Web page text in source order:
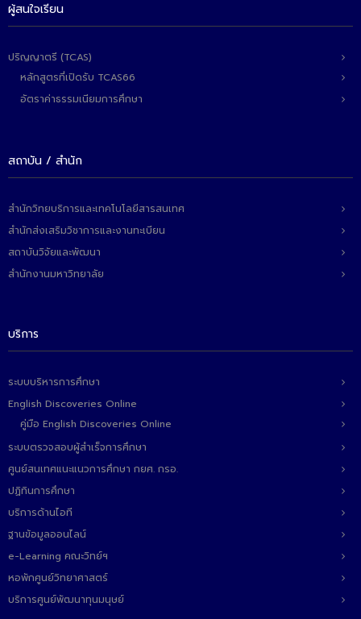
ผู้สนใจเรียน
ปริญญาตรี (TCAS)
หลักสูตรที่เปิดรับ TCAS66
อัตราค่าธรรมเนียมการศึกษา
สถาบัน / สำนัก
สำนักวิทยบริการและเทคโนโลยีสารสนเทศ
สำนักส่งเสริมวิชาการและงานทะเบียน
สถาบันวิจัยและพัฒนา
สำนักงานมหาวิทยาลัย
บริการ
ระบบบริหารการศึกษา
English Discoveries Online
คู่มือ English Discoveries Online
ระบบตรวจสอบผู้สำเร็จการศึกษา
ศูนย์สนเทศแนะแนวการศึกษา กยศ. กรอ.
ปฏิทินการศึกษา
บริการด้านไอที
ฐานข้อมูลออนไลน์
e-Learning คณะวิทย์ฯ
หอพักศูนย์วิทยาศาสตร์
บริการศูนย์พัฒนาทุนมนุษย์